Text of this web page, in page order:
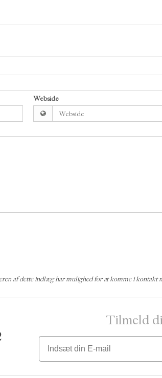
Webside
af dette indlæg har mulighed for at komme i kontakt
Tilmeld
Email